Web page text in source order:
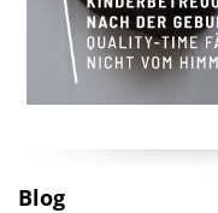
Blog